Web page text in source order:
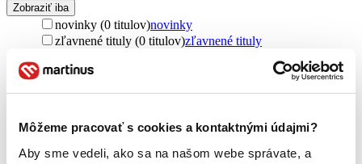
Môžeme pracovať s cookies a kontaktnými údajmi?
Aby sme vedeli, ako sa na našom webe správate, a
Zobraziť iba
novinky (0 titulov)novinky
zľavnené tituly (0 titulov)zľavnené tituly
Dostupnosť
pripravujeme (0 titulov)
dostupná (bez vypredaných) (0 titulov)dostupná (bez
vypredaných)